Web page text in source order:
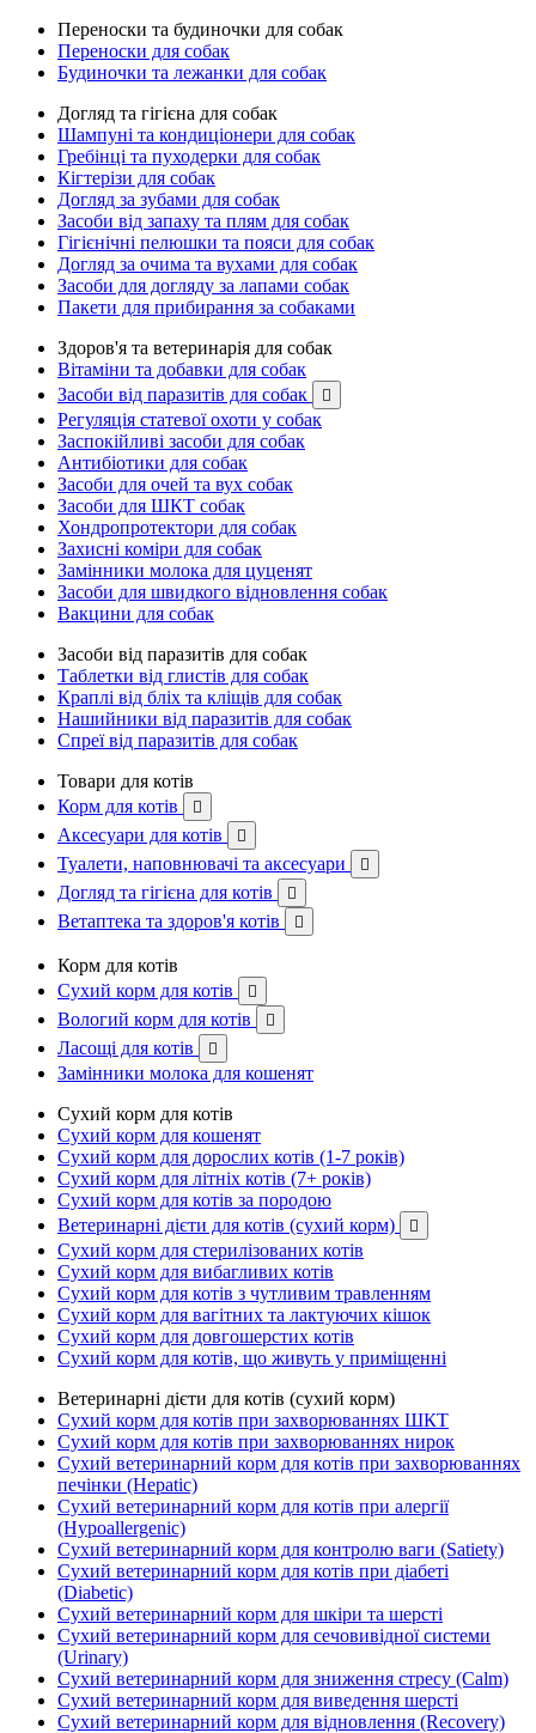
Переноски та будиночки для собак
Переноски для собак
Будиночки та лежанки для собак
Догляд та гігієна для собак
Шампуні та кондиціонери для собак
Гребінці та пуходерки для собак
Кігтерізи для собак
Догляд за зубами для собак
Засоби від запаху та плям для собак
Гігієнічні пелюшки та пояси для собак
Догляд за очима та вухами для собак
Засоби для догляду за лапами собак
Пакети для прибирання за собаками
Здоров'я та ветеринарія для собак
Вітаміни та добавки для собак
Засоби від паразитів для собак

Регуляція статевої охоти у собак
Заспокійливі засоби для собак
Антибіотики для собак
Засоби для очей та вух собак
Засоби для ШКТ собак
Хондропротектори для собак
Захисні коміри для собак
Замінники молока для цуценят
Засоби для швидкого відновлення собак
Вакцини для собак
Засоби від паразитів для собак
Таблетки від глистів для собак
Краплі від бліх та кліщів для собак
Нашийники від паразитів для собак
Спреї від паразитів для собак
Товари для котів
Корм для котів

Аксесуари для котів 
Туалети, наповнювачі та аксесуари 
Догляд та гігієна для котів 
Ветаптека та здоров'я котів 
Корм для котів
Сухий корм для котів

Вологий корм для котів 
Ласощі для котів 
Замінники молока для кошенят
Сухий корм для котів
Сухий корм для кошенят
Сухий корм для дорослих котів (1-7 років)
Сухий корм для літніх котів (7+ років)
Сухий корм для котів за породою
Ветеринарні дієти для котів (сухий корм)

Сухий корм для стерилізованих котів
Сухий корм для вибагливих котів
Сухий корм для котів з чутливим травленням
Сухий корм для вагітних та лактуючих кішок
Сухий корм для довгошерстих котів
Сухий корм для котів, що живуть у приміщенні
Ветеринарні дієти для котів (сухий корм)
Сухий корм для котів при захворюваннях ШКТ
Сухий корм для котів при захворюваннях нирок
Сухий ветеринарний корм для котів при захворюваннях
печінки (Hepatic)
Сухий ветеринарний корм для котів при алергії
(Hypoallergenic)
Сухий ветеринарний корм для контролю ваги (Satiety)
Сухий ветеринарний корм для котів при діабеті
(Diabetic)
Сухий ветеринарний корм для шкіри та шерсті
Сухий ветеринарний корм для сечовивідної системи
(Urinary)
Сухий ветеринарний корм для зниження стресу (Calm)
Сухий ветеринарний корм для виведення шерсті
Сухий ветеринарний корм для відновлення (Recovery)